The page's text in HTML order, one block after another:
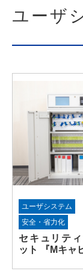
ユーザ
ユーザシステム
安全・省力化
セキュリテ
ット 『Mキャ